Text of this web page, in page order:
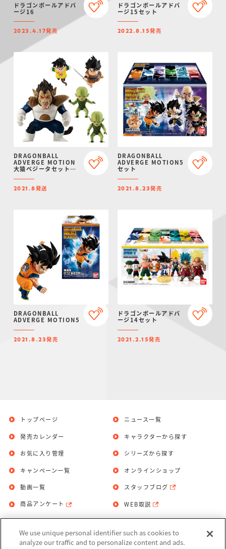
ドラゴンボールアドバ
ージ16
2023.4.17発売
ドラゴンボールアドバ
ージ15セット
2022.8.15発売
DRAGONBALL
ADVERGE MOTION
大猿ベジータセット
限定】
2021.8発送
DRAGONBALL
ADVERGE MOTION5
セット
2021.8.23発売
DRAGONBALL
ADVERGE MOTION5
2021.8.23発売
ドラゴンボールアドバ
ージ14セット
2021.2.15発売
トップページ
発売カレンダー
お気に入り管理
ニュース一覧
キャラクターから探す
シリーズから探す
キャンペーン一覧
動画一覧
商品アンケート
オンラインショップ
スタッフブログ
WEB取説
お問い合わせ 個人情報保護方針
We use unique personal identifier such as cookies to
analyze our traffic and to personalize content and ads.